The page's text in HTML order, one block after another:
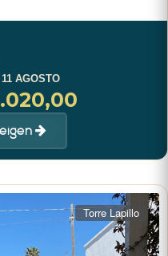
AGOSTO
Torre Lapillo